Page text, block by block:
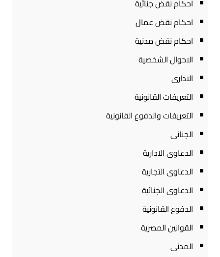
احكام نقض جنائية
احكام نقض عمال
احكام نقض مدنية
الاحوال الشخصية
الادارى
التعريفات القانونية
التعريفات والدفوع القانونية
الجنائى
الدعاوى الادارية
الدعاوى التجارية
الدعاوى الجنائية
الدفوع القانونية
القوانين المصرية
المدنى